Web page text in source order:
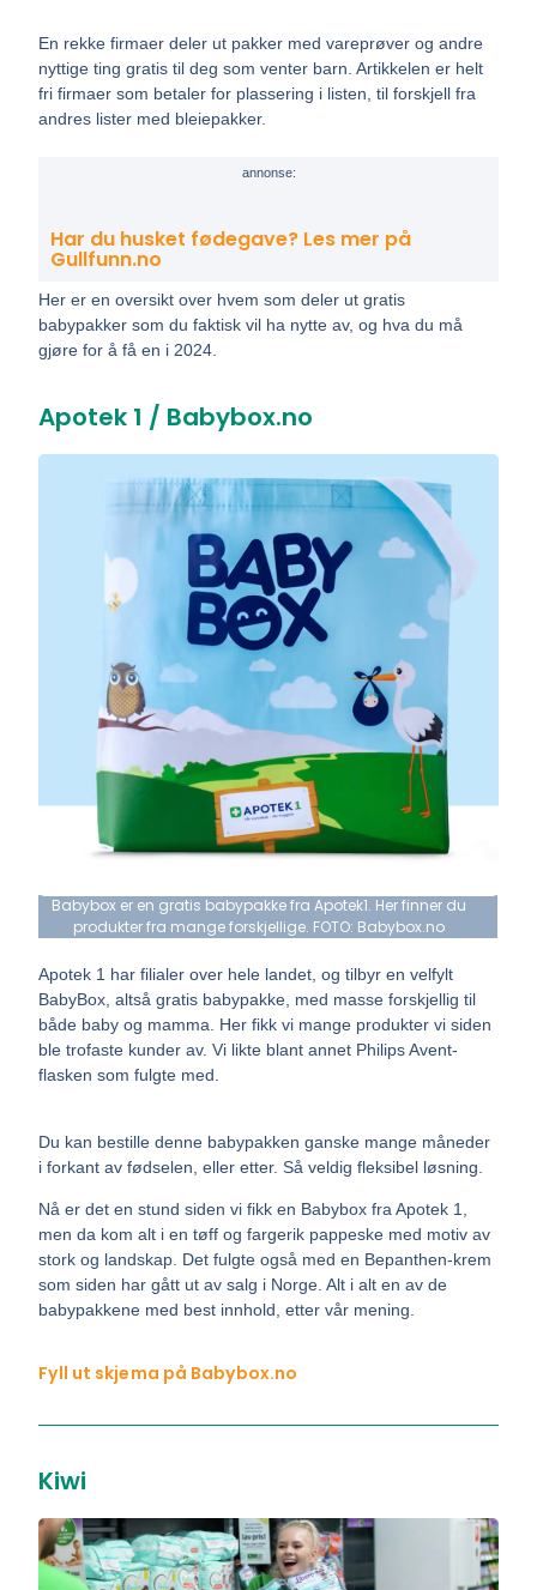
En rekke firmaer deler ut pakker med vareprøver og andre
nyttige ting gratis til deg som venter barn. Artikkelen er helt
fri firmaer som betaler for plassering i listen, til forskjell fra
andres lister med bleiepakker.
annonse:
Har du husket fødegave? Les mer på
Gullfunn.no
Her er en oversikt over hvem som deler ut gratis
babypakker som du faktisk vil ha nytte av, og hva du må
gjøre for å få en i 2024.
Apotek 1 / Babybox.no
Apotek 1 har filialer over hele landet, og tilbyr en velfylt
BabyBox, altså gratis babypakke, med masse forskjellig til
både baby og mamma. Her fikk vi mange produkter vi siden
ble trofaste kunder av. Vi likte blant annet Philips Avent-
flasken som fulgte med.
Du kan bestille denne babypakken ganske mange måneder
i forkant av fødselen, eller etter. Så veldig fleksibel løsning.
Nå er det en stund siden vi fikk en Babybox fra Apotek 1,
men da kom alt i en tøff og fargerik pappeske med motiv av
stork og landskap. Det fulgte også med en Bepanthen-krem
som siden har gått ut av salg i Norge. Alt i alt en av de
babypakkene med best innhold, etter vår mening.
Fyll ut skjema på Babybox.no
Babybox er en gratis babypakke fra Apotek1. Her finner du
produkter fra mange forskjellige. FOTO: Babybox.no
Kiwi